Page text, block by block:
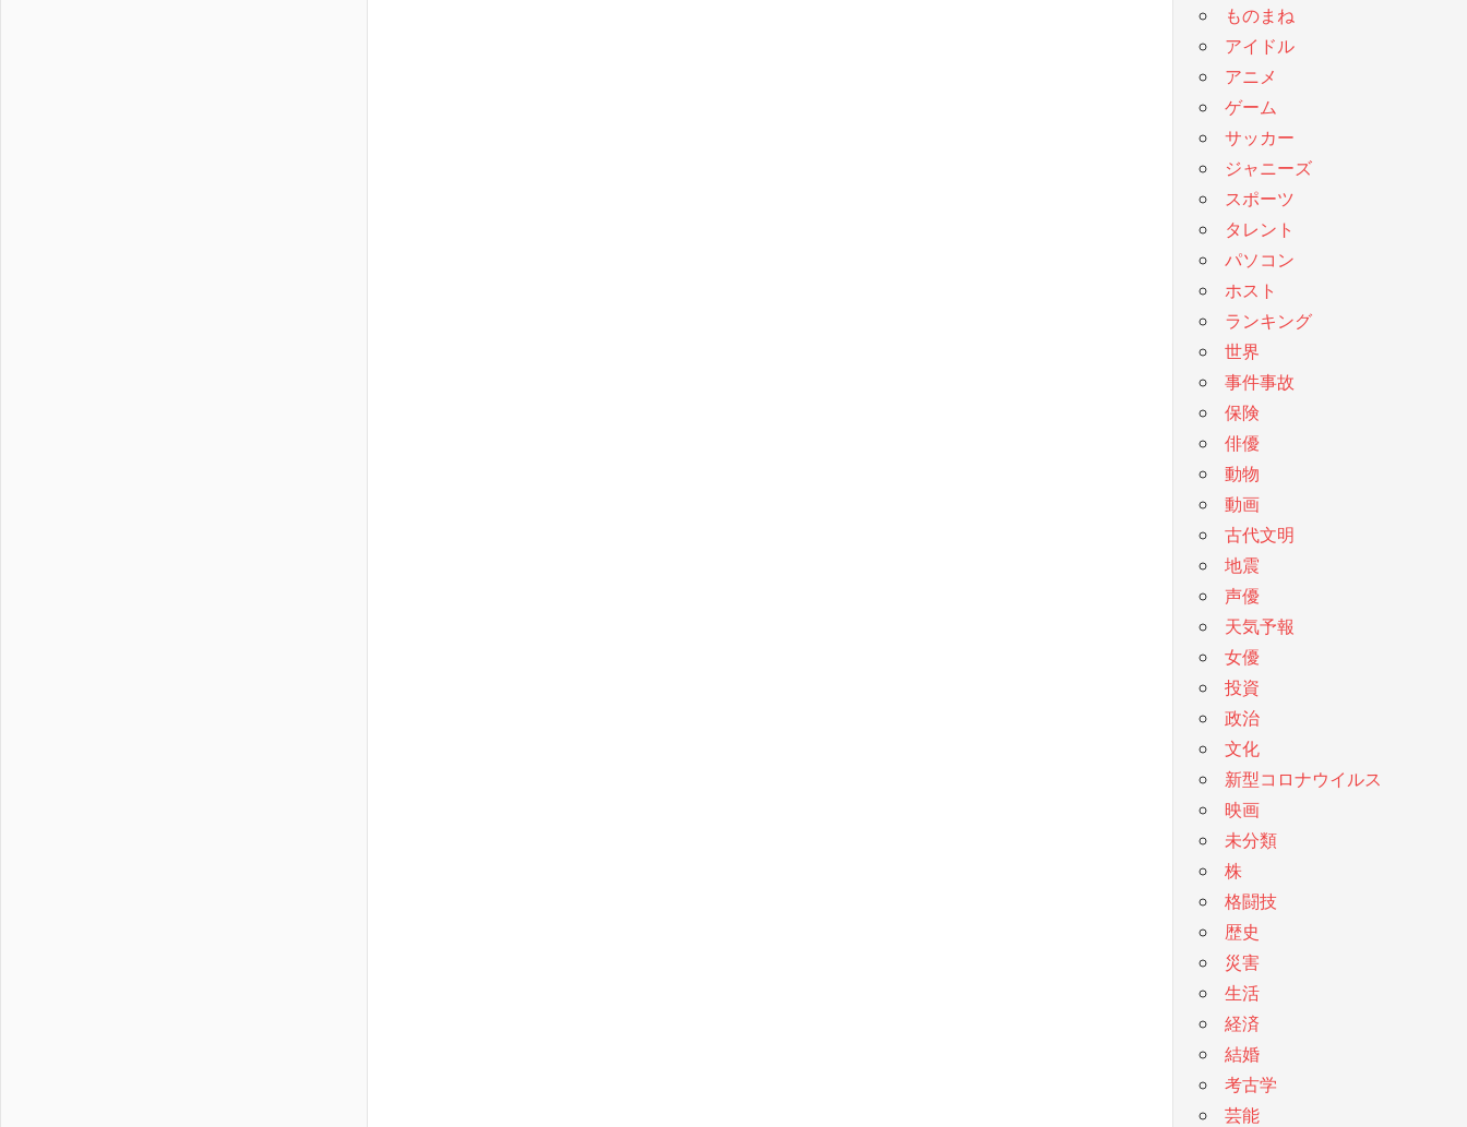
ものまね
アイドル
アニメ
ゲーム
サッカー
ジャニーズ
スポーツ
タレント
パソコン
ホスト
ランキング
世界
事件事故
保険
俳優
動物
動画
古代文明
地震
声優
天気予報
女優
投資
政治
文化
新型コロナウイルス
映画
未分類
株
格闘技
歴史
災害
生活
経済
結婚
考古学
芸能